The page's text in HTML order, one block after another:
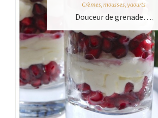
Crèmes, mousses, yaourts
Douceur de grenade….